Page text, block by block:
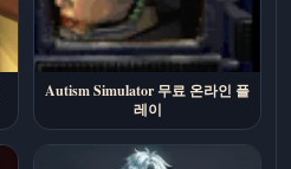
Autism Simulator 무료 온라인 플
레이